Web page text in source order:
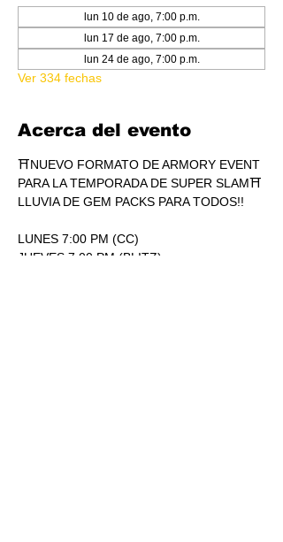
lun 10 de ago, 7:00 p.m.
lun 17 de ago, 7:00 p.m.
lun 24 de ago, 7:00 p.m.
Ver 334 fechas
Acerca del evento
⛩NUEVO FORMATO DE ARMORY EVENT
PARA LA TEMPORADA DE SUPER SLAM⛩
LLUVIA DE GEM PACKS PARA TODOS!!
LUNES 7:00 PM (CC)
JUEVES 7:00 PM (BLITZ)